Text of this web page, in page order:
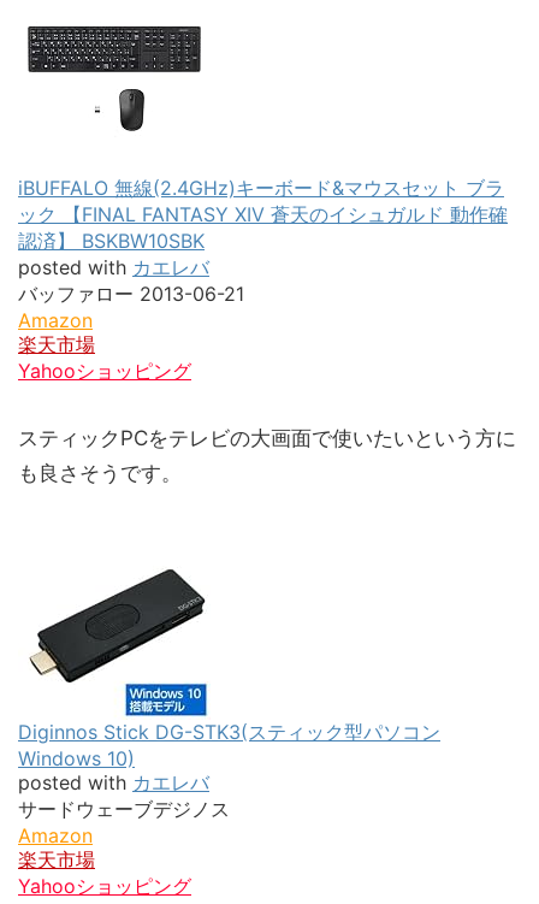
iBUFFALO 無線(2.4GHz)キーボード&マウスセット ブラ
ック 【FINAL FANTASY XIV 蒼天のイシュガルド 動作確
認済】 BSKBW10SBK
posted with カエレバ
バッファロー 2013-06-21
Amazon
楽天市場
Yahooショッピング
スティックPCをテレビの大画面で使いたいという方に
も良さそうです。
Diginnos Stick DG-STK3(スティック型パソコン
Windows 10)
posted with カエレバ
サードウェーブデジノス
Amazon
楽天市場
Yahooショッピング